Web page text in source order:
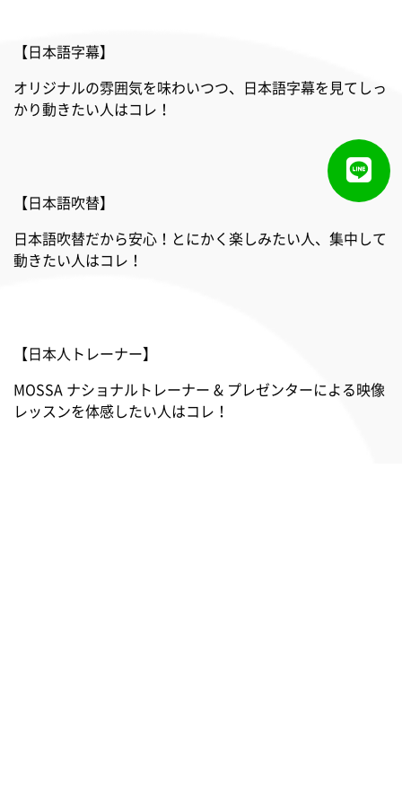
【日本語字幕】
オリジナルの雰囲気を味わいつつ、日本語字幕を見てしっ
かり動きたい人はコレ！
【日本語吹替】
日本語吹替だから安心！とにかく楽しみたい人、集中して
動きたい人はコレ！
【日本人トレーナー】
MOSSA ナショナルトレーナー & プレゼンターによる映像
レッスンを体感したい人はコレ！